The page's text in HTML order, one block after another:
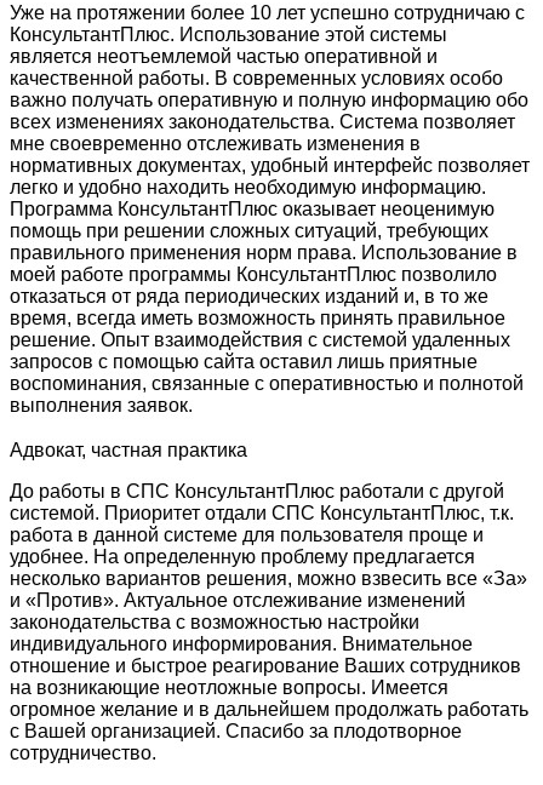
Уже на протяжении более 10 лет успешно сотрудничаю с
КонсультантПлюс. Использование этой системы
является неотъемлемой частью оперативной и
качественной работы. В современных условиях особо
важно получать оперативную и полную информацию обо
всех изменениях законодательства. Система позволяет
мне своевременно отслеживать изменения в
нормативных документах, удобный интерфейс позволяет
легко и удобно находить необходимую информацию.
Программа КонсультантПлюс оказывает неоценимую
помощь при решении сложных ситуаций, требующих
правильного применения норм права. Использование в
моей работе программы КонсультантПлюс позволило
отказаться от ряда периодических изданий и, в то же
время, всегда иметь возможность принять правильное
решение. Опыт взаимодействия с системой удаленных
запросов с помощью сайта оставил лишь приятные
воспоминания, связанные с оперативностью и полнотой
выполнения заявок.
Адвокат, частная практика
До работы в СПС КонсультантПлюс работали с другой
системой. Приоритет отдали СПС КонсультантПлюс, т.к.
работа в данной системе для пользователя проще и
удобнее. На определенную проблему предлагается
несколько вариантов решения, можно взвесить все «За»
и «Против». Актуальное отслеживание изменений
законодательства с возможностью настройки
индивидуального информирования. Внимательное
отношение и быстрое реагирование Ваших сотрудников
на возникающие неотложные вопросы. Имеется
огромное желание и в дальнейшем продолжать работать
с Вашей организацией. Спасибо за плодотворное
сотрудничество.